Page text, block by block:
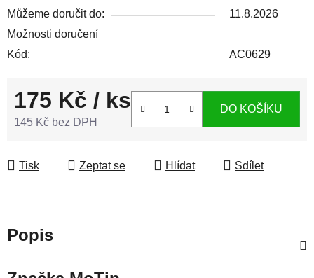
Můžeme doručit do:
11.8.2026
Možnosti doručení
Kód:
AC0629
175 Kč / ks
145 Kč bez DPH
DO KOŠÍKU
Tisk Zeptat se Hlídat Sdílet
Popis